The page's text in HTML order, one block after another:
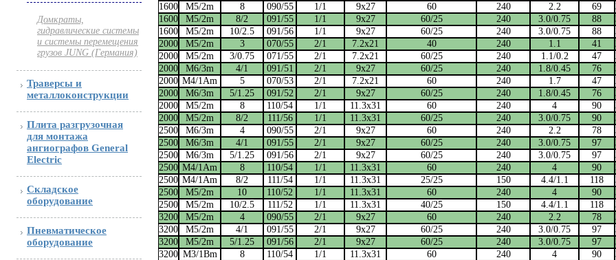
Домкраты,
гидравлические системы
и системы перемещения
грузов JUNG (Германия)
Траверсы и
металлоконструкции
Плита разгрузочная
для монтажа
ангиографов General
Electric
Складское
оборудование
Пневматическое
оборудование
1600
М5/2m 8 090/55 1/1 9х27 60 240 2.2 69
1600
М5/2m 8/2 091/55 1/1 9х27 60/25 240 3.0/0.75 88
1600
М5/2m 10/2.5 091/56 1/1 9х27 60/25 240 3.0/0.75 88
2000
М5/2m 3 070/55 2/1 7.2х21 40 240 1.1 41
2000
М5/2m 3/0.75 071/55 2/1 7.2х21 60/25 240 1.1/0.2 47
2000
М6/3m 4/1 091/51 2/1 9х27 60/25 240 1.8/0.45 76
2000 М4/1Аm 5 070/53 2/1 7.2х21 60 240 1.7 47
2000
М6/3m 5/1.25 091/52 2/1 9х27 60/25 240 1.8/0.45 76
2000
М5/2m 8 110/54 1/1 11.3х31 60 240 4 90
2000
М5/2m 8/2 111/56 1/1 11.3х31 60/25 240 3.0/0.75 90
2500
М6/3m 4 090/55 2/1 9х27 60 240 2.2 78
2500
М6/3m 4/1 091/55 2/1 9х27 60/25 240 3.0/0.75 97
2500
М6/3m 5/1.25 091/56 2/1 9х27 60/25 240 3.0/0.75 97
2500 М4/1Аm 8 110/54 1/1 11.3х31 60 240 4 90
2500 М4/1Аm 8/2 111/54 1/1 11.3х31 25/25 150 4.4/1.1 118
2500
М5/2m 10 110/52 1/1 11.3х31 60 240 4 90
2500
М5/2m 10/2.5 111/52 1/1 11.3х31 40/25 150 4.4/1.1 118
3200
М5/2m 4 090/55 2/1 9х27 60 240 2.2 78
3200
М5/2m 4/1 091/55 2/1 9х27 60/25 240 3.0/0.75 97
3200
М5/2m 5/1.25 091/56 2/1 9х27 60/25 240 3.0/0.75 97
3200 М3/1Вm 8 110/54 1/1 11.3х31 60 240 4 90